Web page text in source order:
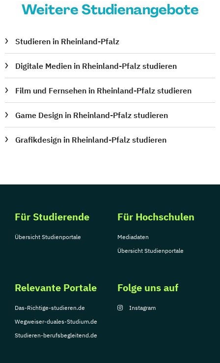
Weitere Studienangebote
Studieren in Rheinland-Pfalz
Digitale Medien in Rheinland-Pfalz studieren
Film und Fernsehen in Rheinland-Pfalz studieren
Game Design in Rheinland-Pfalz studieren
Grafikdesign in Rheinland-Pfalz studieren
Für Studierende
Übersicht Studienportale
Für Hochschulen
Mediadaten
Übersicht Studienportale
Relevante Portale
Das-Richtige-studieren.de
Wegweiser-duales-Studium.de
Studieren-berufsbegleitend.de
Folge uns auf
Instagram